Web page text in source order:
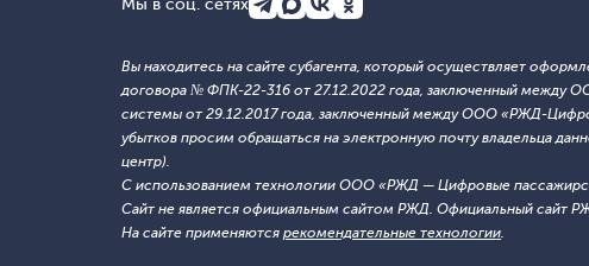
Мы в соц. сетях
Вы находитесь на сайте субагента, который осуществляет
договора № ФПК-22-316 от 27.12.2022 года, заключенный
системы от 29.12.2017 года, заключенный между ООО «РЖД-
убытков просим обращаться на электронную почту владельца
центр).
С использованием технологии ООО «РЖД — Цифровые
Сайт не является официальным сайтом РЖД. Официальный сайт
На сайте применяются рекомендательные технологии.